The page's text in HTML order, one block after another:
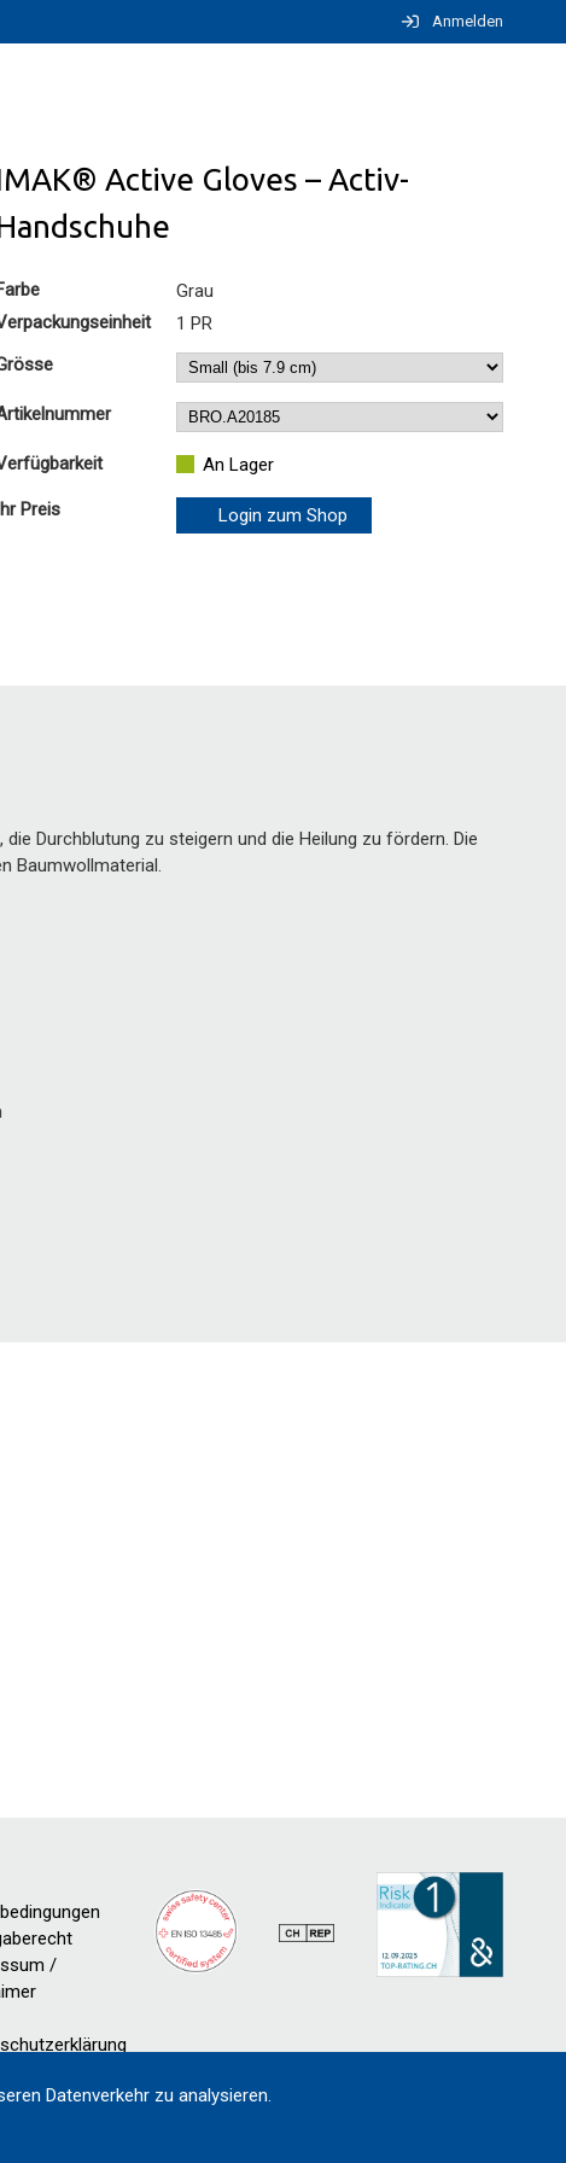
Anmelden
Active Gloves – Activ-
Grau
1 PR
An Lager
Preis Login zum Shop
Durchblutung zu steigern und die Heilung zu fördern. Die
Baumwollmaterial.
/
Datenverkehr zu analysieren.